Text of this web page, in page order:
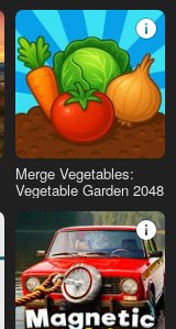
Merge Vegetables:
Vegetable Garden 2048